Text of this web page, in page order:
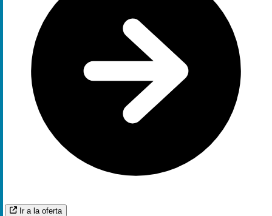
Ir a la oferta